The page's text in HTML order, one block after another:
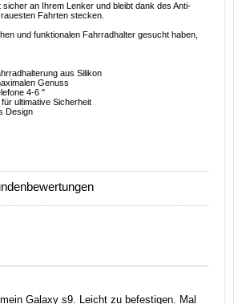
sicher an Ihrem Lenker und bleibt dank des Anti-
Fahrten stecken.
und funktionalen Fahrradhalter gesucht haben,
aus Silikon
Genuss
4-6 "
ultimative Sicherheit
Design
Galaxy s9. Leicht zu befestigen. Mal